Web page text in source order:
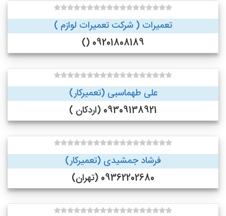
تعمیرات ( شرکت تعمیرات لوازم )
09201808189 ()
علی طهماسبی (تعمیرکار)
09309138921 (اردکان )
فرشاد جمشیدی (تعمیرکار)
09362202680 (تهران)